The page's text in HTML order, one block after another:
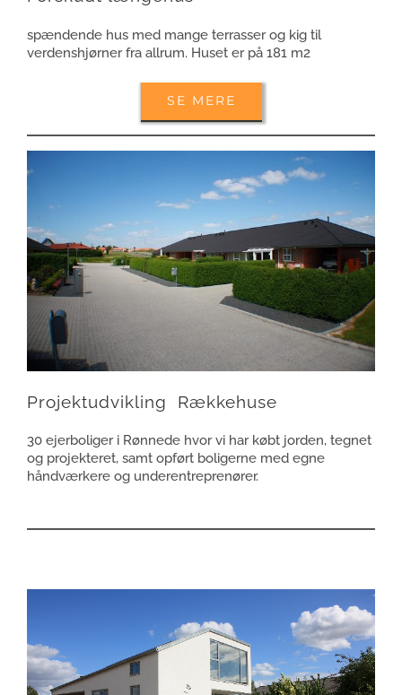
spændende hus med mange terrasser og kig til
verdenshjørner fra allrum. Huset er på 181 m2
SE MERE
Projektudvikling Rækkehuse
30 ejerboliger i Rønnede hvor vi har købt jorden, tegnet
og projekteret, samt opført boligerne med egne
håndværkere og underentreprenører.